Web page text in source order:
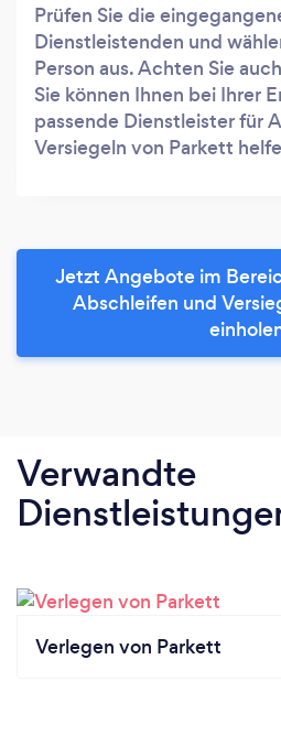
Prüfen Sie die
Dienstleistenden und
Person aus. Achten Sie
Sie können Ihnen bei Ihrer
passende Dienstleister für
Versiegeln von Parkett
Jetzt Angebote im
Abschleifen und
Verwandte
Verlegen von Parkett